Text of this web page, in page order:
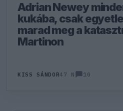
Adrian Newey
kukába, csak
marad meg a
Martinon
KISS SÁNDOR47 N 10